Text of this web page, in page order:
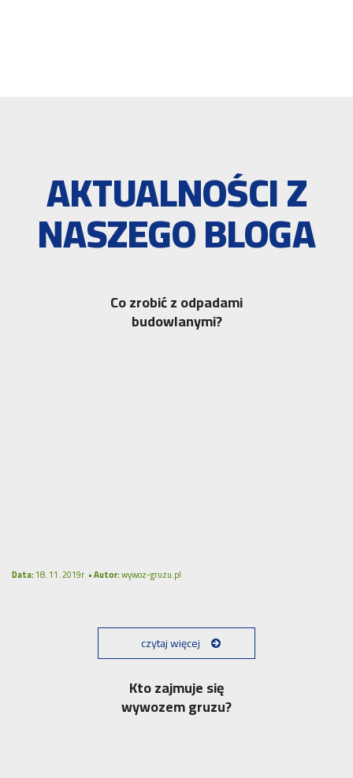
AKTUALNOŚCI Z
NASZEGO BLOGA
Co zrobić z odpadami
budowlanymi?
Data:18. 11. 2019r. •Autor:wywoz-gruzu.pl
czytaj więcej
Kto zajmuje się
wywozem gruzu?